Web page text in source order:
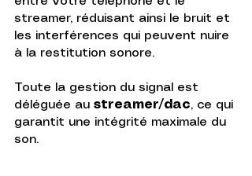
streamer, réduisant ainsi le bruit et
les interférences qui peuvent nuire
à la restitution sonore.
Toute la gestion du signal est
déléguée au streamer/dac, ce qui
garantit une intégrité maximale du
son.